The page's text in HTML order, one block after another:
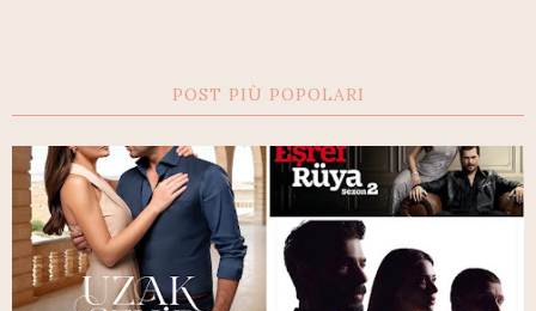
POST PIÙ POPOLARI